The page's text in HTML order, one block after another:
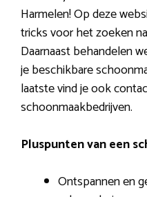
Harmelen! Op deze
tricks voor het zoeken
Daarnaast behandelen
je beschikbare
laatste vind je ook
schoonmaakbedrijven.
Pluspunten van een
Ontspannen en